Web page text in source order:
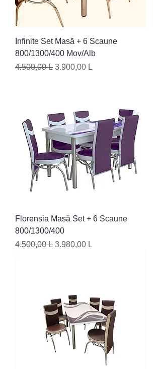
Infinite Set Masă + 6 Scaune
800/1300/400 Mov/Alb
Preț normal
4.500,00 L Preț redus
3.900,00 L
Florensia Masă Set + 6 Scaune
800/1300/400
Preț normal
4.500,00 L Preț redus
3.980,00 L